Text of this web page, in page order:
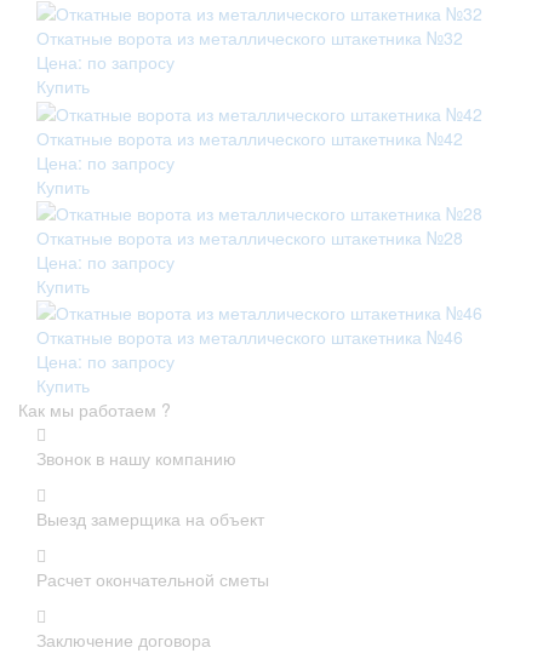
Откатные ворота из металлического штакетника №32
Цена: по запросу
Купить
Откатные ворота из металлического штакетника №42
Цена: по запросу
Купить
Откатные ворота из металлического штакетника №28
Цена: по запросу
Купить
Откатные ворота из металлического штакетника №46
Цена: по запросу
Купить
Как мы работаем ?
Звонок в нашу компанию
Выезд замерщика на объект
Расчет окончательной сметы
Заключение договора